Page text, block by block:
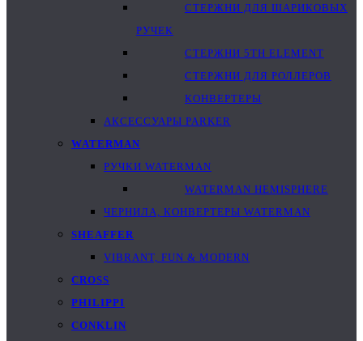
СТЕРЖНИ ДЛЯ ШАРИКОВЫХ
РУЧЕК
СТЕРЖНИ 5TH ELEMENT
СТЕРЖНИ ДЛЯ РОЛЛЕРОВ
КОНВЕРТЕРЫ
АКСЕССУАРЫ PARKER
WATERMAN
РУЧКИ WATERMAN
WATERMAN HEMISPHERE
ЧЕРНИЛА, КОНВЕРТЕРЫ WATERMAN
SHEAFFER
VIBRANT, FUN & MODERN
CROSS
PHILIPPI
CONKLIN